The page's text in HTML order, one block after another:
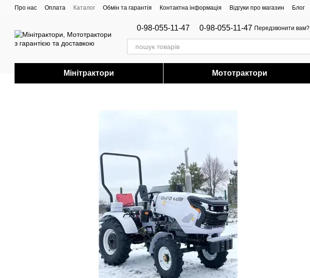
Перейти до основного контенту
Про нас Оплата Каталог Обмін та гарантія Контактна інформація Відгуки про магазин Блог
0-98-055-11-47 0-98-055-11-47 Передзвонити вам?
Мінітрактори Мототрактори